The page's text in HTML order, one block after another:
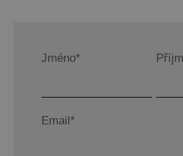
Jméno*
Email*